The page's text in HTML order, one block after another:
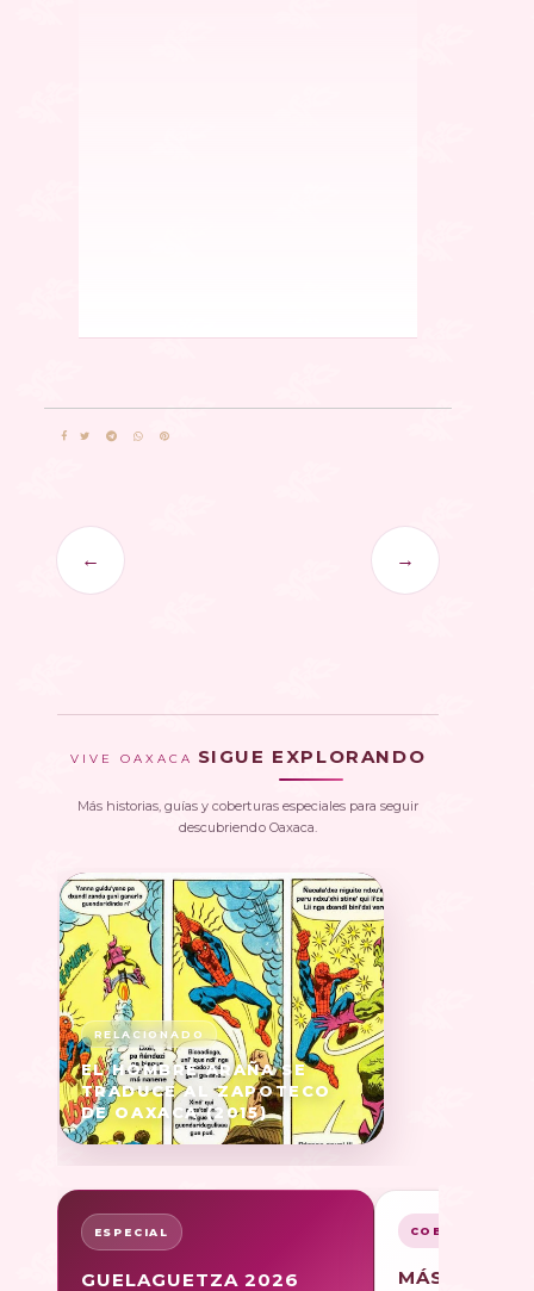
← →
VIVE OAXACA SIGUE EXPLORANDO
Más historias, guías y coberturas especiales para seguir
descubriendo Oaxaca.
EL HOMBRE ARAÑA SE
TRADUCE AL ZAPOTECO
DE OAXACA (2015)
ESPECIAL
GUELAGUETZA 2026
COBERTURA
MÁS SOBRE